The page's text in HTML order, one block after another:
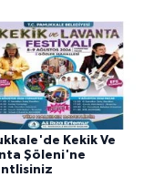
Kekik Ve
Şöleni'ne